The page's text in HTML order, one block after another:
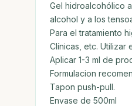
Gel hidroalcohólico
alcohol y a los
Para el tratamiento
Clínicas, etc. Utilizar
Aplicar 1-3 ml de
Formulacion
Tapon push-pull.
Envase de 500ml